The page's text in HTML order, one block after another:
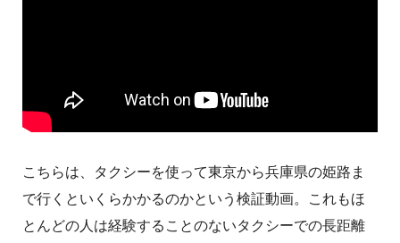
こちらは、タクシーを使って東京から兵庫県の姫路ま
で行くといくらかかるのかという検証動画。これもほ
とんどの人は経験することのないタクシーでの長距離